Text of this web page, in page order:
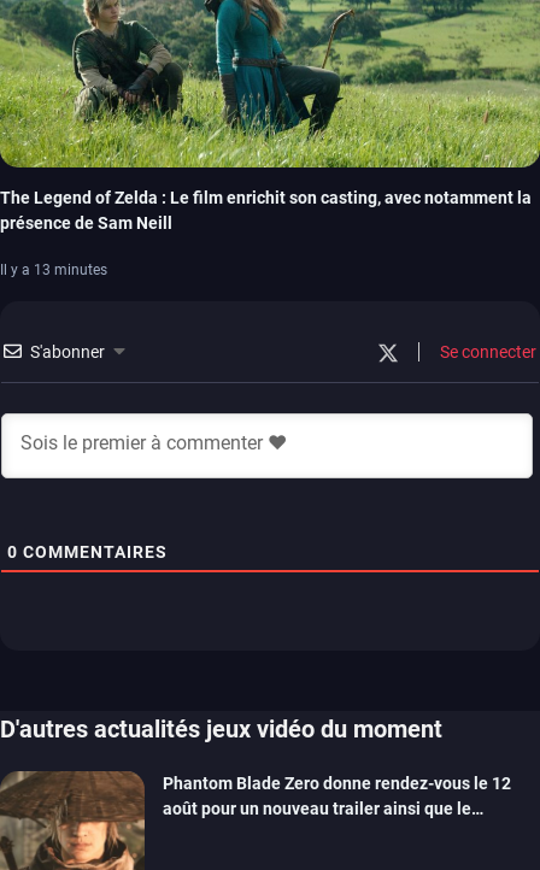
The Legend of Zelda : Le film enrichit son casting, avec notamment la
présence de Sam Neill
Il y a 13 minutes
S'abonner Se connecter
0 COMMENTAIRES
D'autres actualités jeux vidéo du moment
Phantom Blade Zero donne rendez-vous le 12
août pour un nouveau trailer ainsi que le